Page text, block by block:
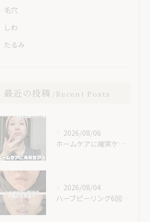
毛穴
しわ
たるみ
最近の投稿 Recent Posts
2026/08/06
ホームケアに確実ケアを入れてみて😊✨
2026/08/04
ハーブピーリング6回での素晴らしい変化です！